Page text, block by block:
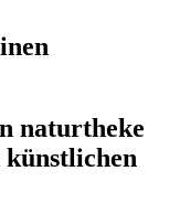
naturtheke